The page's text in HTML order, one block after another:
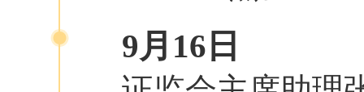
9月16日